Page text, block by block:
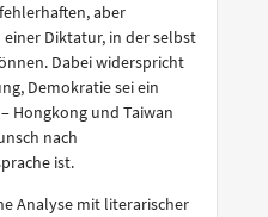
aber
Diktatur, in der selbst
Dabei widerspricht
Demokratie sei ein
Hongkong und Taiwan
nach
ist.
Analyse mit literarischer